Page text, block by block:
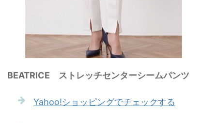
BEATRICE ストレッチセンターシームパンツ
Yahoo!ショッピングでチェックする